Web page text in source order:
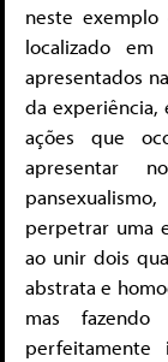
neste
localizado em
apresentados
da experiência,
ações que
apresentar
perpetrar uma
ao unir dois
abstrata e
mas